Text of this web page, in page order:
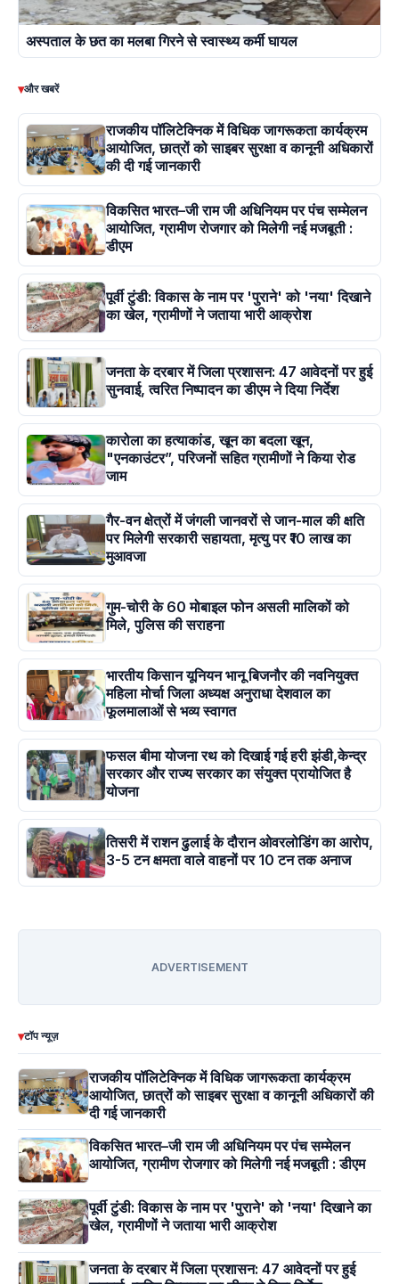
अस्पताल के छत का मलबा गिरने से स्वास्थ्य कर्मी घायल
▾और खबरें
राजकीय पॉलिटेक्निक में विधिक जागरूकता कार्यक्रम
आयोजित, छात्रों को साइबर सुरक्षा व कानूनी अधिकारों
की दी गई जानकारी
विकसित भारत–जी राम जी अधिनियम पर पंच सम्मेलन
आयोजित, ग्रामीण रोजगार को मिलेगी नई मजबूती :
डीएम
पूर्वी टुंडी: विकास के नाम पर 'पुराने' को 'नया' दिखाने
का खेल, ग्रामीणों ने जताया भारी आक्रोश
जनता के दरबार में जिला प्रशासन: 47 आवेदनों पर हुई
सुनवाई, त्वरित निष्पादन का डीएम ने दिया निर्देश
कारोला का हत्याकांड, खून का बदला खून,
"एनकाउंटर”, परिजनों सहित ग्रामीणों ने किया रोड
जाम
गैर-वन क्षेत्रों में जंगली जानवरों से जान-माल की क्षति
पर मिलेगी सरकारी सहायता, मृत्यु पर ₹10 लाख का
मुआवजा
गुम-चोरी के 60 मोबाइल फोन असली मालिकों को
मिले, पुलिस की सराहना
भारतीय किसान यूनियन भानू बिजनौर की नवनियुक्त
महिला मोर्चा जिला अध्यक्ष अनुराधा देशवाल का
फूलमालाओं से भव्य स्वागत
फसल बीमा योजना रथ को दिखाई गई हरी झंडी,केन्द्र
सरकार और राज्य सरकार का संयुक्त प्रायोजित है
योजना
तिसरी में राशन ढुलाई के दौरान ओवरलोडिंग का आरोप,
3-5 टन क्षमता वाले वाहनों पर 10 टन तक अनाज
ADVERTISEMENT
▾टॉप न्यूज़
राजकीय पॉलिटेक्निक में विधिक जागरूकता कार्यक्रम
आयोजित, छात्रों को साइबर सुरक्षा व कानूनी अधिकारों की
दी गई जानकारी
विकसित भारत–जी राम जी अधिनियम पर पंच सम्मेलन
आयोजित, ग्रामीण रोजगार को मिलेगी नई मजबूती : डीएम
पूर्वी टुंडी: विकास के नाम पर 'पुराने' को 'नया' दिखाने का
खेल, ग्रामीणों ने जताया भारी आक्रोश
जनता के दरबार में जिला प्रशासन: 47 आवेदनों पर हुई